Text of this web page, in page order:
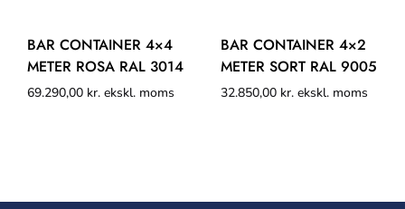
BAR CONTAINER 4×4
METER ROSA RAL 3014
69.290,00 kr. ekskl. moms
BAR CONTAINER 4×2
METER SORT RAL 9005
32.850,00 kr. ekskl. moms